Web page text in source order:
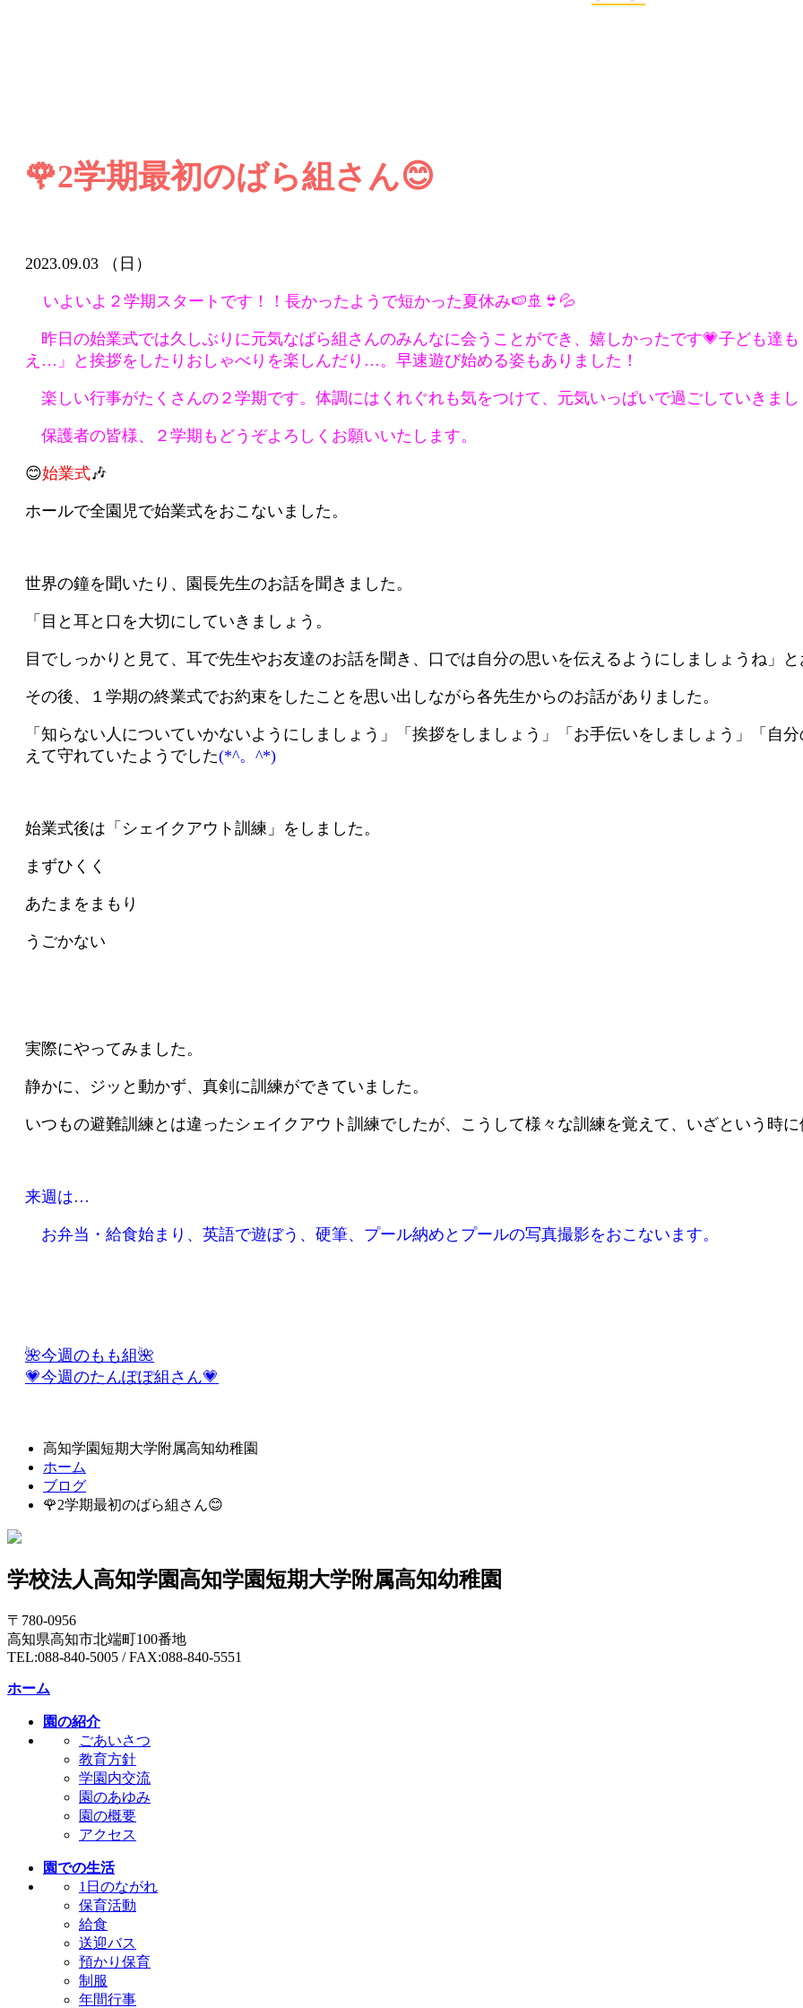
🌹2学期最初のばら組さん😊
2023.09.03 （日）
いよいよ２学期スタートです！！ 長かったようで短かった夏休み🍉🚢👙💦
昨日の始業式では久しぶりに元気なばら組さんのみんなに会うことができ、嬉しかったです💗子ども達
え…」と挨拶をしたりおしゃべりを楽しんだり…。早速遊び始める姿もありました！
楽しい行事がたくさんの２学期です。体調にはくれぐれも気をつけて、元気いっぱいで過ごしていきまし
保護者の皆様、２学期もどうぞよろしくお願いいたします。
😊始業式🎶
ホールで全園児で始業式をおこないました。
世界の鐘を聞いたり、園長先生のお話を聞きました。
「目と耳と口を大切にしていきましょう。
目でしっかりと見て、耳で先生やお友達のお話を聞き、口では自分の思いを伝えるようにしましょうね」と
その後、１学期の終業式でお約束をしたことを思い出しながら各先生からのお話がありました。
「知らない人についていかないようにしましょう」「挨拶をしましょう」「お手伝いをしましょう」「自
えて守れていたようでした(*^。^*)
始業式後は「シェイクアウト訓練」をしました。
まずひくく
あたまをまもり
うごかない
実際にやってみました。
静かに、ジッと動かず、真剣に訓練ができていました。
いつもの避難訓練とは違ったシェイクアウト訓練でしたが、こうして様々な訓練を覚えて、いざという時に
来週は…
お弁当・給食始まり、英語で遊ぼう、硬筆、プール納めとプールの写真撮影をおこないます。
🌺今週のもも組🌺
💗今週のたんぽぽ組さん💗
高知学園短期大学附属高知幼稚園
ホーム
ブログ
🌹2学期最初のばら組さん😊
学校法人高知学園高知学園短期大学附属高知幼稚園
〒780-0956
高知県高知市北端町100番地
TEL:088-840-5005 / FAX:088-840-5551
ホーム
園の紹介
ごあいさつ
教育方針
学園内交流
園のあゆみ
園の概要
アクセス
園での生活
1日のながれ
保育活動
給食
送迎バス
預かり保育
制服
年間行事